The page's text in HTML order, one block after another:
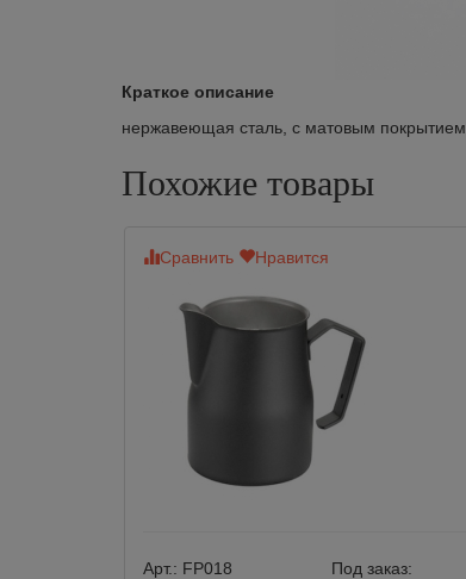
Краткое описание
нержавеющая сталь, с матовым покрытием
Похожие товары
Сравнить Нравится
Арт.: FP018
Под заказ: